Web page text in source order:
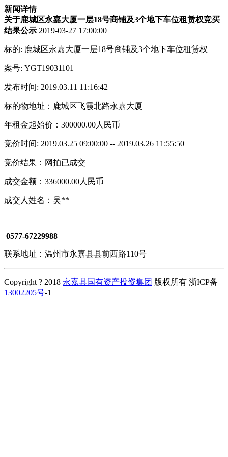
新闻详情
关于鹿城区永嘉大厦一层18号商铺及3个地下车位租赁权竞买
结果公示 2019-03-27 17:00:00
标的: 鹿城区永嘉大厦一层18号商铺及3个地下车位租赁权
案号: YGT19031101
发布时间: 2019.03.11 11:16:42
标的物地址：鹿城区飞霞北路永嘉大厦
年租金起始价：300000.00人民币
竞价时间: 2019.03.25 09:00:00 -- 2019.03.26 11:55:50
竞价结果：网拍已成交
成交金额：336000.00人民币
成交人姓名：吴**
0577-67229988
联系地址：温州市永嘉县县前西路110号
Copyright ? 2018 永嘉县国有资产投资集团 版权所有 浙ICP备
13002205号-1